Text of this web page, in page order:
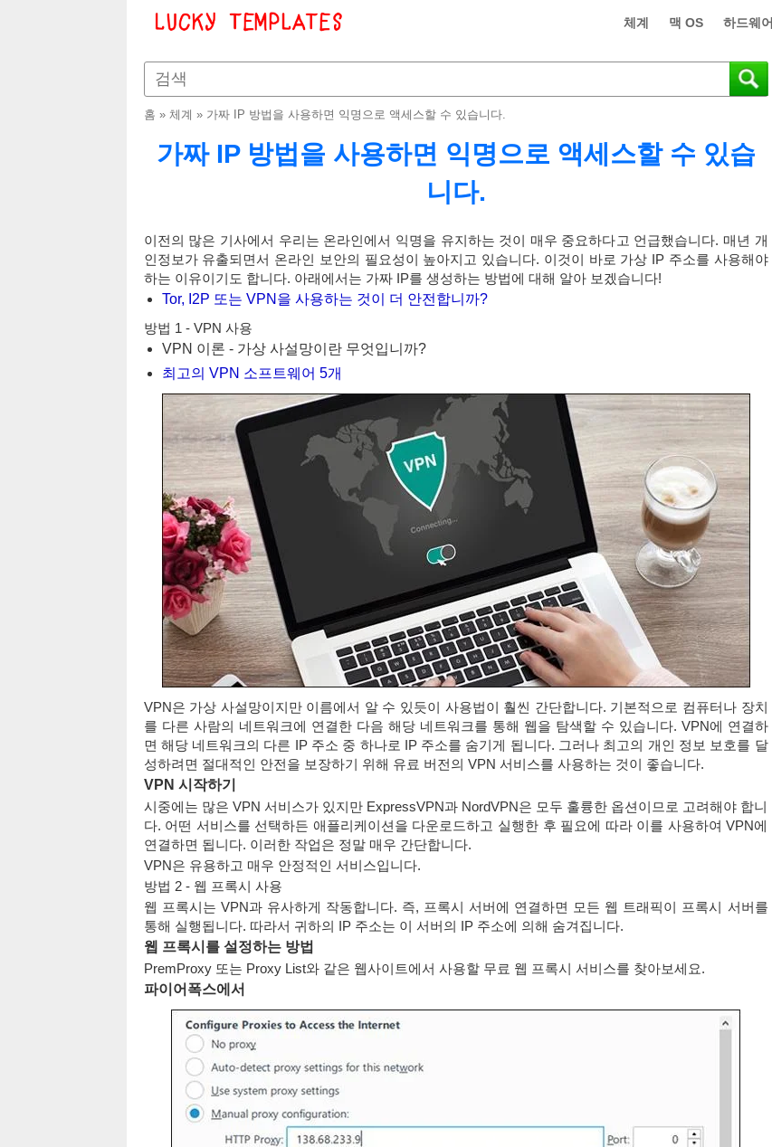
체계 맥 OS 하드웨어
홈 » 체계 » 가짜 IP 방법을 사용하면 익명으로 액세스할 수 있습니다.
가짜 IP 방법을 사용하면 익명으로 액세스할 수 있습
니다.
이전의 많은 기사에서 우리는 온라인에서 익명을 유지하는 것이 매우 중요하다고 언급했습니다. 매년 개
인정보가 유출되면서 온라인 보안의 필요성이 높아지고 있습니다. 이것이 바로 가상 IP 주소를 사용해야
하는 이유이기도 합니다. 아래에서는 가짜 IP를 생성하는 방법에 대해 알아 보겠습니다!
Tor, I2P 또는 VPN을 사용하는 것이 더 안전합니까?
방법 1 - VPN 사용
VPN 이론 - 가상 사설망이란 무엇입니까?
최고의 VPN 소프트웨어 5개
VPN은 가상 사설망이지만 이름에서 알 수 있듯이 사용법이 훨씬 간단합니다. 기본적으로 컴퓨터나 장치
를 다른 사람의 네트워크에 연결한 다음 해당 네트워크를 통해 웹을 탐색할 수 있습니다. VPN에 연결하
면 해당 네트워크의 다른 IP 주소 중 하나로 IP 주소를 숨기게 됩니다. 그러나 최고의 개인 정보 보호를 달
성하려면 절대적인 안전을 보장하기 위해 유료 버전의 VPN 서비스를 사용하는 것이 좋습니다.
VPN 시작하기
시중에는 많은 VPN 서비스가 있지만 ExpressVPN과 NordVPN은 모두 훌륭한 옵션이므로 고려해야 합니
다. 어떤 서비스를 선택하든 애플리케이션을 다운로드하고 실행한 후 필요에 따라 이를 사용하여 VPN에
연결하면 됩니다. 이러한 작업은 정말 매우 간단합니다.
VPN은 유용하고 매우 안정적인 서비스입니다.
방법 2 - 웹 프록시 사용
웹 프록시는 VPN과 유사하게 작동합니다. 즉, 프록시 서버에 연결하면 모든 웹 트래픽이 프록시 서버를
통해 실행됩니다. 따라서 귀하의 IP 주소는 이 서버의 IP 주소에 의해 숨겨집니다.
웹 프록시를 설정하는 방법
PremProxy 또는 Proxy List와 같은 웹사이트에서 사용할 무료 웹 프록시 서비스를 찾아보세요.
파이어폭스에서